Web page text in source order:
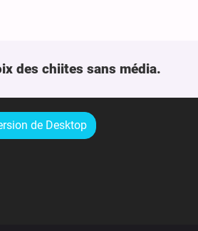
des chiites sans média.
de Desktop